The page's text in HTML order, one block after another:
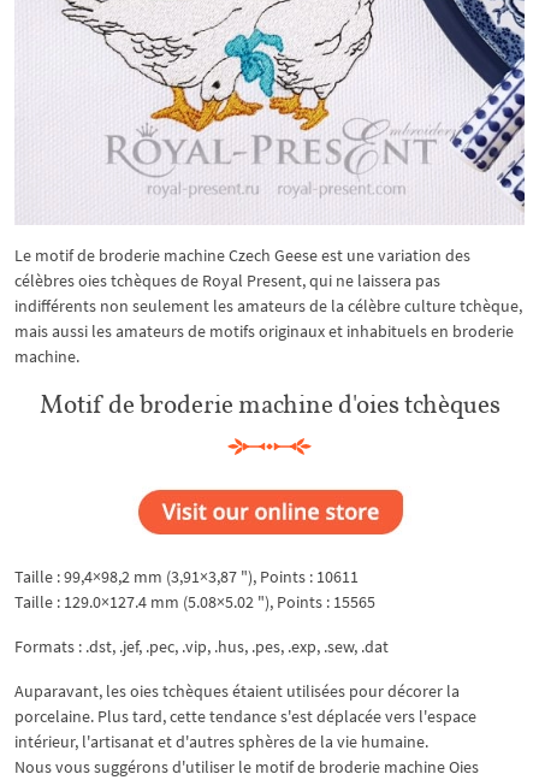
Le motif de broderie machine Czech Geese est une variation des
célèbres oies tchèques de Royal Present, qui ne laissera pas
indifférents non seulement les amateurs de la célèbre culture tchèque,
mais aussi les amateurs de motifs originaux et inhabituels en broderie
machine.
Motif de broderie machine d'oies tchèques
Taille : 99,4×98,2 mm (3,91×3,87 "), Points : 10611
Taille : 129.0×127.4 mm (5.08×5.02 "), Points : 15565
Formats : .dst, .jef, .pec, .vip, .hus, .pes, .exp, .sew, .dat
Auparavant, les oies tchèques étaient utilisées pour décorer la
porcelaine. Plus tard, cette tendance s'est déplacée vers l'espace
intérieur, l'artisanat et d'autres sphères de la vie humaine.
Nous vous suggérons d'utiliser le motif de broderie machine Oies